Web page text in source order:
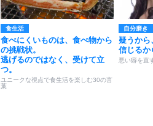
食生活
食べにくいものは、食べ物から
の挑戦状。
逃げるのではなく、受けて立
つ。
ユニークな視点で食生活を楽しむ30の言
葉
自分磨き
疑うから
信じるか
悪い癖を直